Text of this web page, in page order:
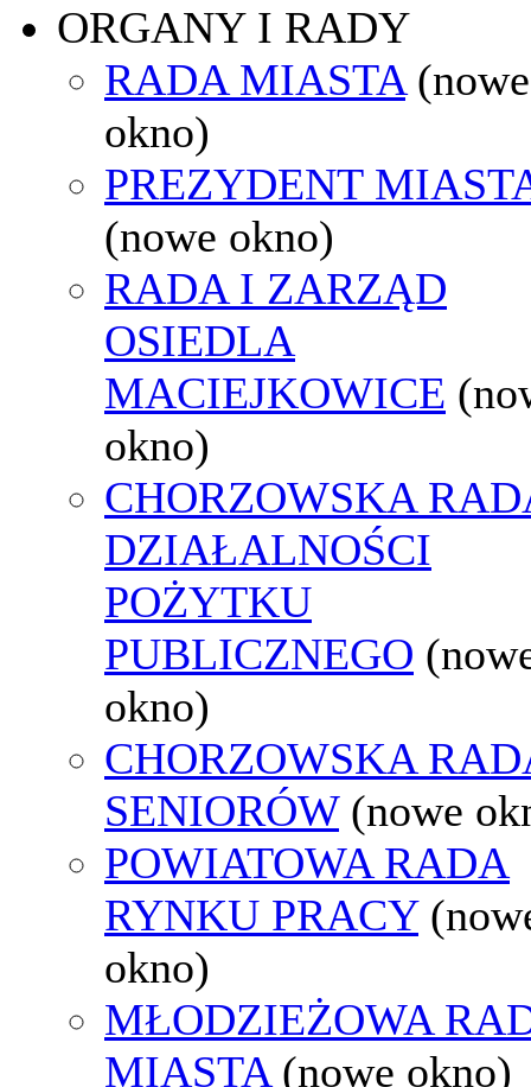
ORGANY I RADY
RADA MIASTA (nowe
okno)
PREZYDENT
(nowe okno)
RADA I ZARZĄD
OSIEDLA
MACIEJKOWICE
okno)
CHORZOWSKA
DZIAŁALNOŚCI
POŻYTKU
PUBLICZNEGO
okno)
CHORZOWSKA
SENIORÓW (nowe
POWIATOWA RADA
RYNKU PRACY
okno)
MŁODZIEŻOWA
MIASTA (nowe okno)